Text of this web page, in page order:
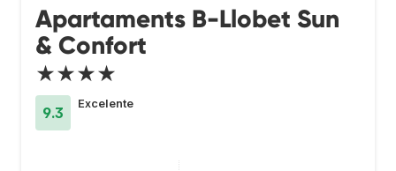
Apartaments B-Llobet Sun
& Confort
★★★★
9.3
Excelente